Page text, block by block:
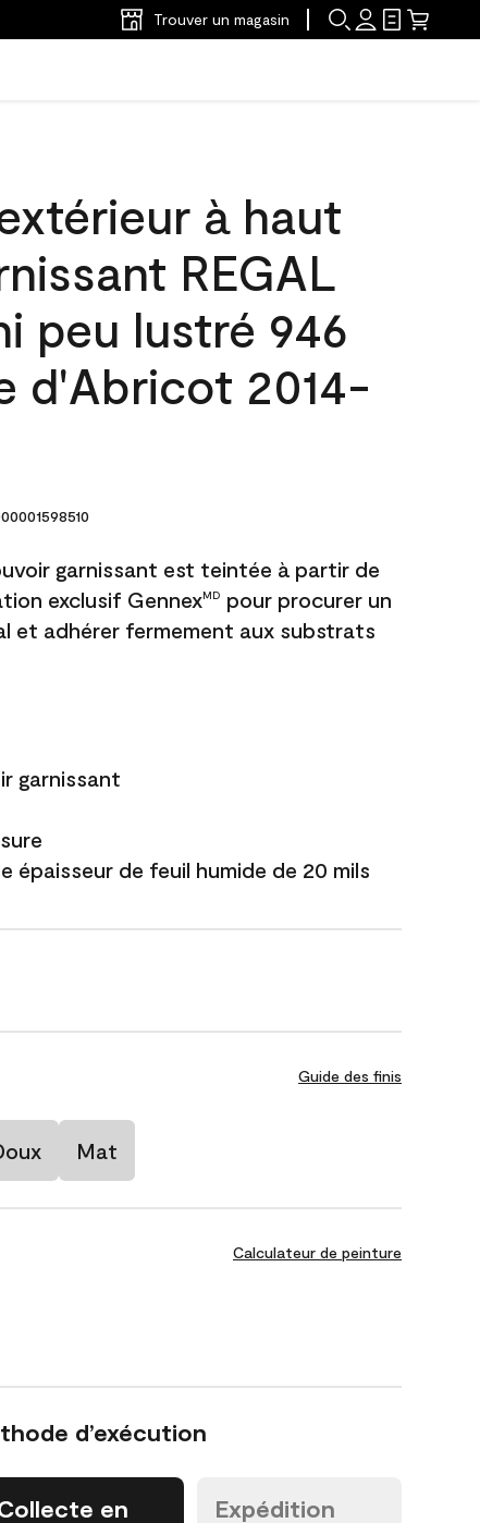
Trouver un magasin
à haut
REGAL
peu lustré 946
d'Abricot 2014-
garnissant est teintée à partir de
exclusif GennexMD pour procurer un
et adhérer fermement aux substrats
garnissant
épaisseur de feuil humide de 20 mils
Guide des finis
Mat
Calculateur de peinture
d’exécution
en
Expédition